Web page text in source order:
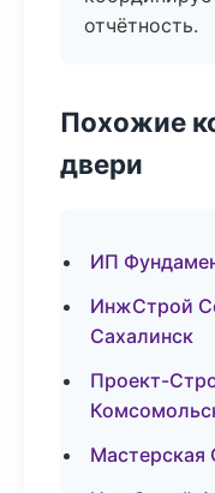
отчётность.
Похожие
двери
ИП
ИнжСтрой
Сахалинск
Проект-